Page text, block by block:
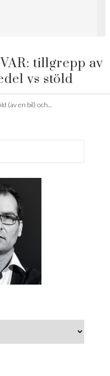
tillgrepp av
vs stöld
(av en bil) och...